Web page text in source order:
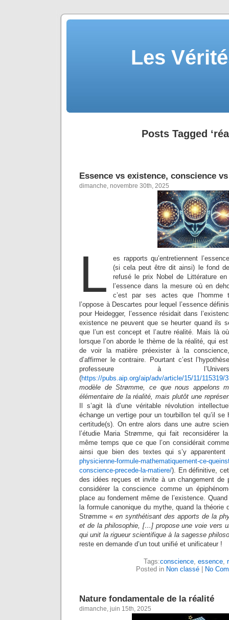
Les
Posts Tagged
Essence vs existence, conscience
dimanche, novembre 30th, 2025
L
es rapports qu’entretiennent
(si cela peut être dit ainsi) le fond
refusé le prix Nobel de Littérature en
l’essence dans la mesure où en
c’est par ses actes que
l’oppose à Descartes pour lequel l’essence
pour Heidegger, l’essence résidait dans
existence ne peuvent que se heurter quand ils
que l’un est concept et l’autre réalité. Mais là
lorsque l’on aborde le thème de la réalité, qui
de voir la matière préexister à la
d’affirmer le contraire. Pourtant c’est
professeure à
(https://pubs.aip.org/aip/adv/article/15/11/115319/
modèle de Strømme, ce que nous appelons
élémentaire de la réalité, mais plutôt une
Il s’agit là d’une véritable révolution
échange un vertige pour un tourbillon tel qu’il se
certitude(s). On entre alors dans une autre
l’étudie Maria Strømme, qui fait reconsidérer
même temps que ce que l’on considérait
ainsi que bien des textes qui s’y apparentent
physicienne-formule-mathematiquement-ce-
conscience-precede-la-matiere/). En définitive,
des idées reçues et invite à un changement de
considérer la conscience comme un
place au fondement même de l’existence.
la formule canonique du mythe, quand la théorie
Strømme « en synthétisant des apports de la
et de la philosophie, […] propose une voie vers
qui unit la rigueur scientifique à la sagesse
reste en demande d’un tout unifié et unificateur !
Tags:conscience, essence,
Posted in Non classé| No
Nature fondamentale de la réalité
dimanche, juin 15th, 2025